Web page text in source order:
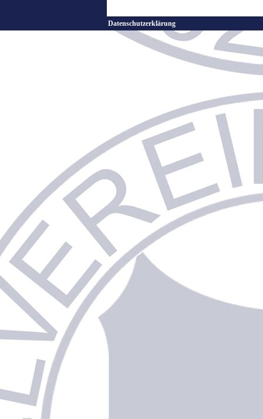
Datenschutzerklärung